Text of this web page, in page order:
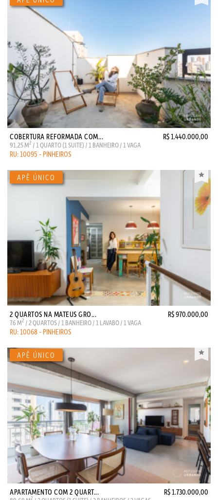
COBERTURA REFORMADA COM... R$ 1.440.000,00
91,25 M2 / 1 QUARTO (1 SUITE) / 1 BANHEIRO / 1 VAGA
RU: 10095 - PINHEIROS
2 QUARTOS NA MATEUS GRO... R$ 970.000,00
76 M2 / 2 QUARTOS / 1 BANHEIRO / 1 LAVABO / 1 VAGA
RU: 10068 - PINHEIROS
APARTAMENTO COM 2 QUART... R$ 1.730.000,00
2